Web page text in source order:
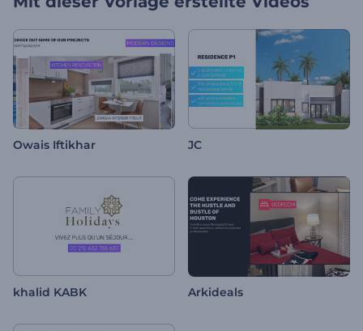
Owais Iftikhar JC
khalid KABK Arkideals